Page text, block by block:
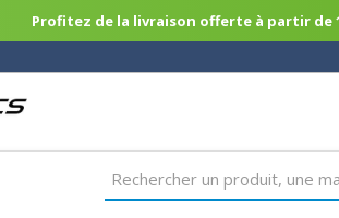
Profitez de la livraison offerte à partir de